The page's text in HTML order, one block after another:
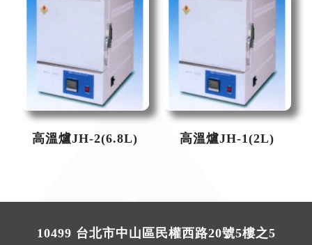
高溫爐JH-2(6.8L) 高溫爐JH-1(2L)
10499 台北市中山區民權西路20號5樓之5